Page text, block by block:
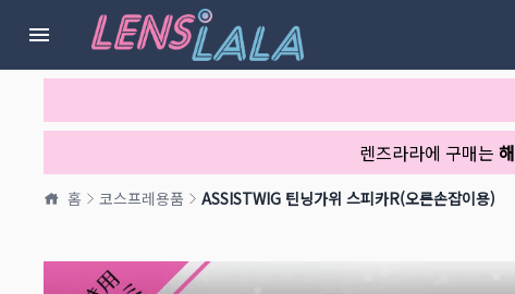
렌즈라라에 구매는
홈 코스프레용품 ASSISTWIG 틴닝가위 스피카R(오른손잡이용)